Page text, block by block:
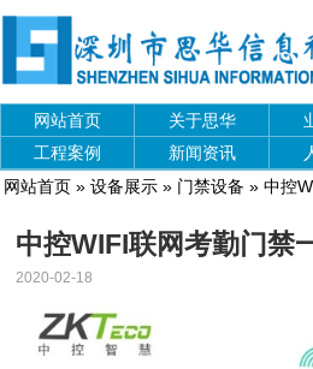
网站首页 关于思华
工程案例
新闻资讯
网站首页 » 设备展示 » 门禁设备 » 中控
中控WIFI联网考勤门禁
2020-02-18